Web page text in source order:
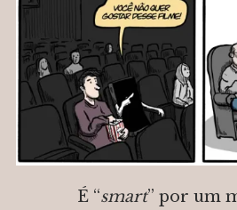
É “smart” por um